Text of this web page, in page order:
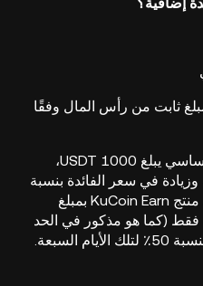
ثابت من رأس المال وفقًا
مثال: كوبون بحد أقصى للمبلغ الأساسي يبلغ 1000 USDT،
تصل إلى 14 يومًا، وزيادة في سعر الفائدة بنسبة
50% لمدة 7 أيام. إذا اشتراك في منتج KuCoin Earn بمبلغ
1200 USDT، فإن 1000 USDT فقط (كما هو مذكور في الحد